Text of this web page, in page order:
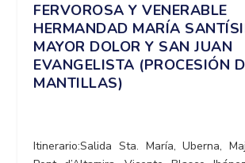
FERVOROSA Y VENERABLE
HERMANDAD MARÍA
MAYOR DOLOR Y SAN JUAN
EVANGELISTA (PROCESIÓN
MANTILLAS)
Itinerario:Salida Sta. María, Uberna,